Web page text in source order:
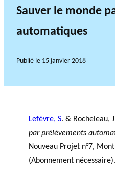
Sauver le monde
automatiques
Publié le 15 janvier 2018
Lefèvre, S. & Rocheleau,
par prélèvements
Nouveau Projet n°7,
(Abonnement nécessaire).